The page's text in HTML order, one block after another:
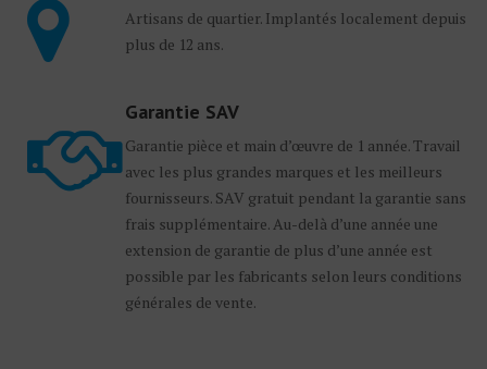
Artisans de quartier. Implantés localement depuis
plus de 12 ans.
Garantie SAV
Garantie pièce et main d’œuvre de 1 année. Travail
avec les plus grandes marques et les meilleurs
fournisseurs. SAV gratuit pendant la garantie sans
frais supplémentaire. Au-delà d’une année une
extension de garantie de plus d’une année est
possible par les fabricants selon leurs conditions
générales de vente.